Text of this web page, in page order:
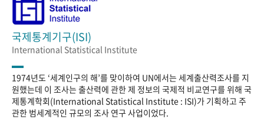
국제통계기구(ISI)
International Statistical Institute
1974년도 ‘세계인구의 해’를 맞이하여 UN에서는 세계출산력조사를 지
원했는데 이 조사는 출산력에 관한 제 정보의 국제적 비교연구를 위해 국
제통계학회(International Statistical Institute : ISI)가 기획하고 주
관한 범세계적인 규모의 조사 연구 사업이었다.